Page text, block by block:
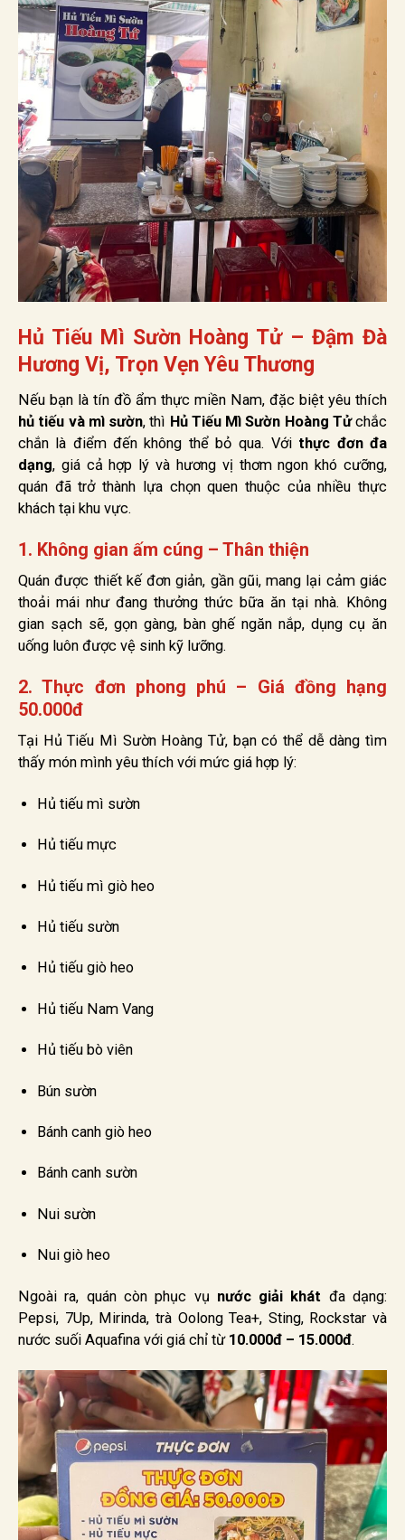
Hủ Tiếu Mì Sườn Hoàng Tử – Đậm Đà
Hương Vị, Trọn Vẹn Yêu Thương
Nếu bạn là tín đồ ẩm thực miền Nam, đặc biệt yêu thích
hủ tiếu và mì sườn, thì Hủ Tiếu Mì Sườn Hoàng Tửchắc
chắn là điểm đến không thể bỏ qua. Với thực đơn đa
dạng, giá cả hợp lý và hương vị thơm ngon khó cưỡng,
quán đã trở thành lựa chọn quen thuộc của nhiều thực
khách tại khu vực.
1. Không gian ấm cúng – Thân thiện
Quán được thiết kế đơn giản, gần gũi, mang lại cảm giác
thoải mái như đang thưởng thức bữa ăn tại nhà. Không
gian sạch sẽ, gọn gàng, bàn ghế ngăn nắp, dụng cụ ăn
uống luôn được vệ sinh kỹ lưỡng.
2. Thực đơn phong phú – Giá đồng hạng
50.000đ
Tại Hủ Tiếu Mì Sườn Hoàng Tử, bạn có thể dễ dàng tìm
thấy món mình yêu thích với mức giá hợp lý:
Hủ tiếu mì sườn
Hủ tiếu mực
Hủ tiếu mì giò heo
Hủ tiếu sườn
Hủ tiếu giò heo
Hủ tiếu Nam Vang
Hủ tiếu bò viên
Bún sườn
Bánh canh giò heo
Bánh canh sườn
Nui sườn
Nui giò heo
Ngoài ra, quán còn phục vụ nước giải khát đa dạng:
Pepsi, 7Up, Mirinda, trà Oolong Tea+, Sting, Rockstar và
nước suối Aquafina với giá chỉ từ 10.000đ – 15.000đ.